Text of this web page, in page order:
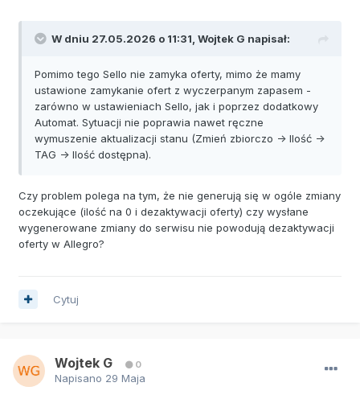
W dniu 27.05.2026 o 11:31, Wojtek G napisał:
Pomimo tego Sello nie zamyka oferty, mimo że mamy
ustawione zamykanie ofert z wyczerpanym zapasem -
zarówno w ustawieniach Sello, jak i poprzez dodatkowy
Automat. Sytuacji nie poprawia nawet ręczne
wymuszenie aktualizacji stanu (Zmień zbiorczo -> Ilość ->
TAG -> Ilość dostępna).
Czy problem polega na tym, że nie generują się w ogóle zmiany
oczekujące (ilość na 0 i dezaktywacji oferty) czy wysłane
wygenerowane zmiany do serwisu nie powodują dezaktywacji
oferty w Allegro?
Cytuj
Wojtek G 0
Napisano 29 Maja